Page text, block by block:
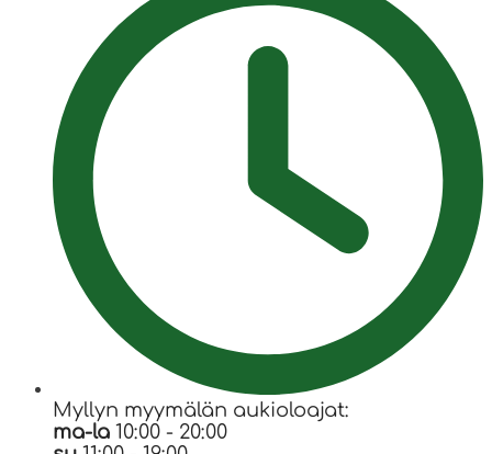
Myllyn myymälän aukioloajat:
ma-la 10:00 - 20:00